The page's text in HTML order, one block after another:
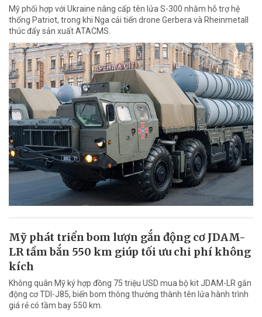
Mỹ phối hợp với Ukraine nâng cấp tên lửa S-300 nhằm hỗ trợ hệ
thống Patriot, trong khi Nga cải tiến drone Gerbera và Rheinmetall
thúc đẩy sản xuất ATACMS.
Mỹ phát triển bom lượn gắn động cơ JDAM-
LR tầm bắn 550 km giúp tối ưu chi phí không
kích
Không quân Mỹ ký hợp đồng 75 triệu USD mua bộ kit JDAM-LR gắn
động cơ TDI-J85, biến bom thông thường thành tên lửa hành trình
giá rẻ có tầm bay 550 km.